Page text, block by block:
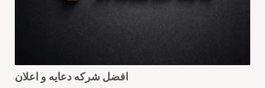
افضل شركه دعايه و اعلان